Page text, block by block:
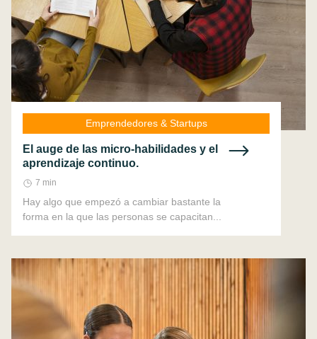
Emprendedores & Startups
El auge de las micro-habilidades y el
aprendizaje continuo.
7 min
Hay algo que empezó a cambiar bastante la
forma en la que las personas se capacitan...